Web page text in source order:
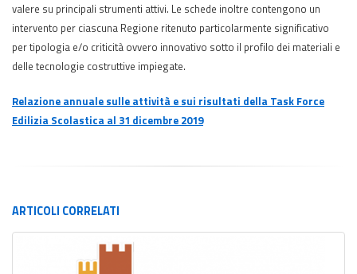
valere su principali strumenti attivi. Le schede inoltre contengono un
intervento per ciascuna Regione ritenuto particolarmente significativo
per tipologia e/o criticità ovvero innovativo sotto il profilo dei materiali e
delle tecnologie costruttive impiegate.
Relazione annuale sulle attività e sui risultati della Task Force
Edilizia Scolastica al 31 dicembre 2019
ARTICOLI CORRELATI